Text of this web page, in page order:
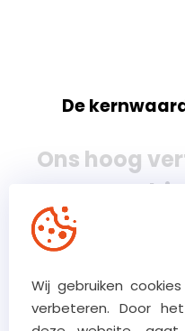
De
Ons hoog
zorgt voor
Wij gebruiken
verbeteren. Door